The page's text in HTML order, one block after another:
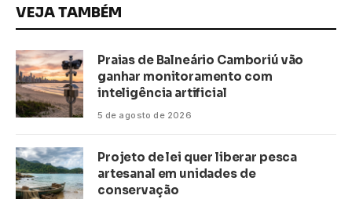
VEJA TAMBÉM
Praias de Balneário Camboriú vão
ganhar monitoramento com
inteligência artificial
5 de agosto de 2026
Projeto de lei quer liberar pesca
artesanal em unidades de
conservação